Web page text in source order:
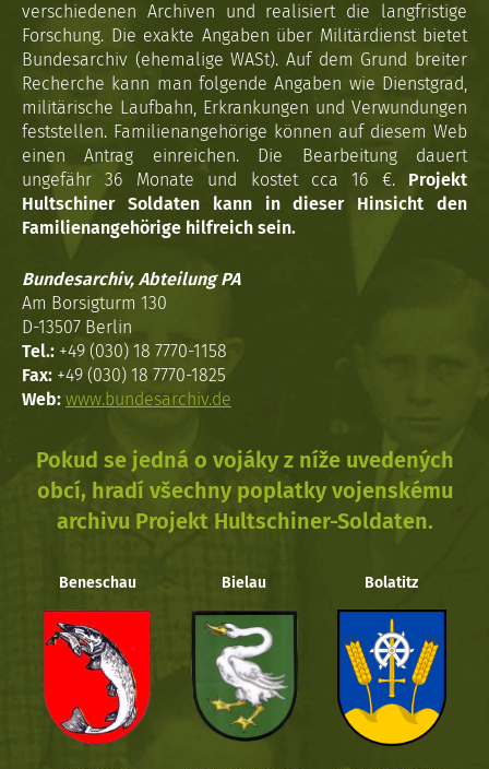
verschiedenen Archiven und realisiert die langfristige
Forschung. Die exakte Angaben über Militärdienst bietet
Bundesarchiv (ehemalige WASt). Auf dem Grund breiter
Recherche kann man folgende Angaben wie Dienstgrad,
militärische Laufbahn, Erkrankungen und Verwundungen
feststellen. Familienangehörige können auf diesem Web
einen Antrag einreichen. Die Bearbeitung dauert
ungefähr 36 Monate und kostet cca 16 €. Projekt
Hultschiner Soldaten kann in dieser Hinsicht den
Familienangehörige hilfreich sein.
Bundesarchiv, Abteilung PA
Am Borsigturm 130
D-13507 Berlin
Tel.: +49 (030) 18 7770-1158
Fax: +49 (030) 18 7770-1825
Web: www.bundesarchiv.de
Pokud se jedná o vojáky z níže uvedených
obcí, hradí všechny poplatky vojenskému
archivu Projekt Hultschiner-Soldaten.
Beneschau Bielau Bolatitz